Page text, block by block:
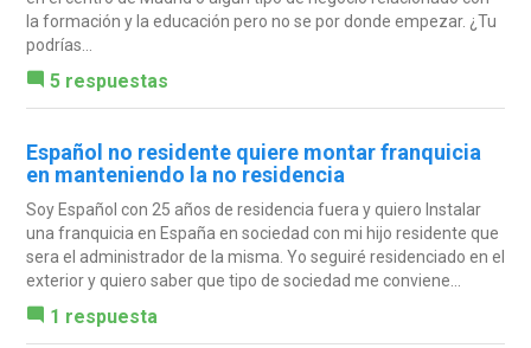
la formación y la educación pero no se por donde empezar. ¿Tu
podrías...
5 respuestas
Español no residente quiere montar franquicia
en manteniendo la no residencia
Soy Español con 25 años de residencia fuera y quiero Instalar
una franquicia en España en sociedad con mi hijo residente que
sera el administrador de la misma. Yo seguiré residenciado en el
exterior y quiero saber que tipo de sociedad me conviene...
1 respuesta